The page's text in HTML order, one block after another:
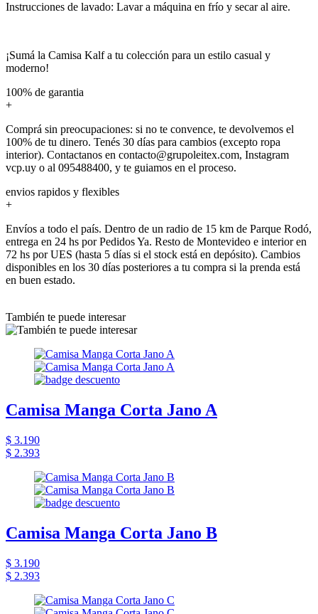
Instrucciones de lavado: Lavar a máquina en frío y secar al aire.
¡Sumá la Camisa Kalf a tu colección para un estilo casual y
moderno!
100% de garantia
+
Comprá sin preocupaciones: si no te convence, te devolvemos el
100% de tu dinero. Tenés 30 días para cambios (excepto ropa
interior). Contactanos en contacto@grupoleitex.com, Instagram
vcp.uy o al 095488400, y te guiamos en el proceso.
envios rapidos y flexibles
+
Envíos a todo el país. Dentro de un radio de 15 km de Parque Rodó,
entrega en 24 hs por Pedidos Ya. Resto de Montevideo e interior en
72 hs por UES (hasta 5 días si el stock está en depósito). Cambios
disponibles en los 30 días posteriores a tu compra si la prenda está
en buen estado.
También te puede interesar
Camisa Manga Corta Jano A
$ 3.190
$ 2.393
Camisa Manga Corta Jano B
$ 3.190
$ 2.393